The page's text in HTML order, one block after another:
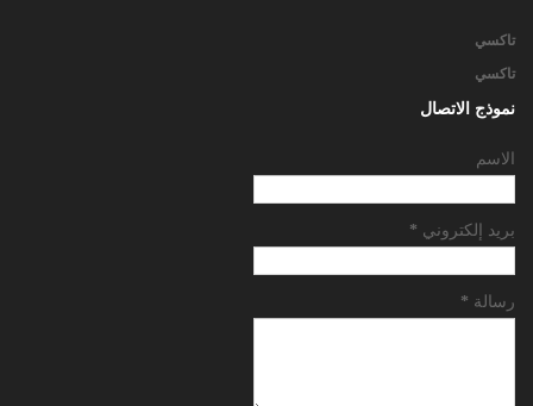
تاكسي
تاكسي
نموذج الاتصال
الاسم
بريد إلكتروني *
رسالة *